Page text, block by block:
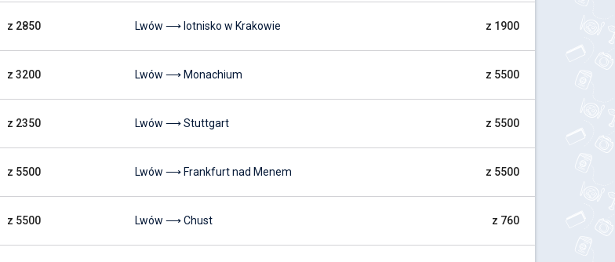
z 2850
z 3200
z 2350
z 5500
z 5500
Lwów ⟶ lotnisko w Krakowie z 1900
Lwów ⟶ Monachium z 5500
Lwów ⟶ Stuttgart z 5500
Lwów ⟶ Frankfurt nad Menem z 5500
Lwów ⟶ Chust z 760